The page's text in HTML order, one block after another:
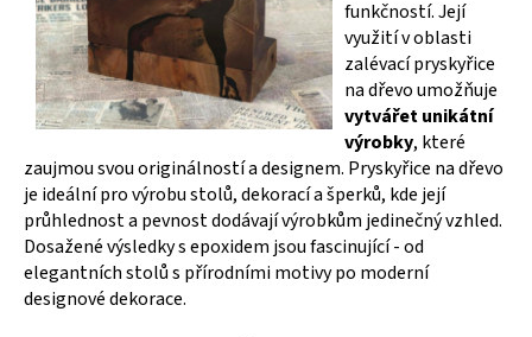
funkčností. Její
využití v oblasti
zalévací pryskyřice
na dřevo umožňuje
vytvářet unikátní
výrobky, které
zaujmou svou originálností a designem. Pryskyřice na dřevo
je ideální pro výrobu stolů, dekorací a šperků, kde její
průhlednost a pevnost dodávají výrobkům jedinečný vzhled.
Dosažené výsledky s epoxidem jsou fascinující - od
elegantních stolů s přírodními motivy po moderní
designové dekorace.